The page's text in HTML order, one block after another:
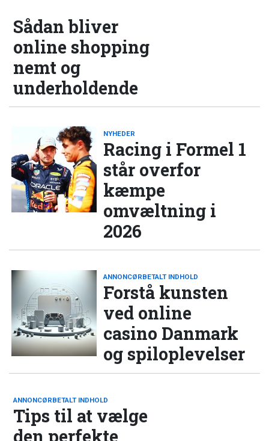
Sådan bliver
online shopping
nemt og
underholdende
NYHEDER
Racing i Formel 1
står overfor
kæmpe
omvæltning i
2026
ANNONCØRBETALT INDHOLD
Forstå kunsten
ved online
casino Danmark
og spiloplevelser
ANNONCØRBETALT INDHOLD
Tips til at vælge
den perfekte